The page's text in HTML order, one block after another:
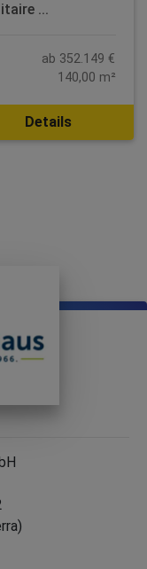
...
ab 352.149 €
140,00 m²
Details